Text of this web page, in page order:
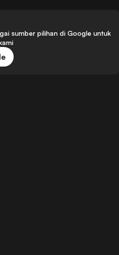
sumber pilihan di Google untuk